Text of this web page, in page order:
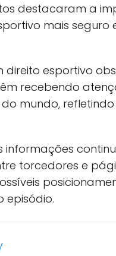
destacaram a
mais seguro
direito esportivo
recebendo
mundo,
informações
torcedores e
episódio.